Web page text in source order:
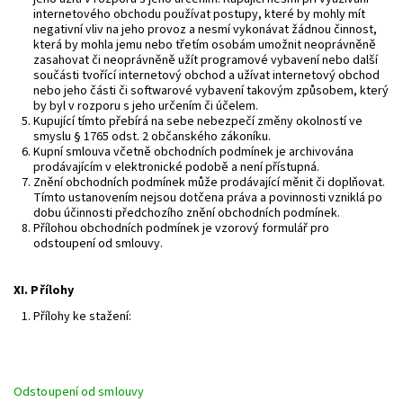
internetového obchodu používat postupy, které by mohly mít
negativní vliv na jeho provoz a nesmí vykonávat žádnou činnost,
která by mohla jemu nebo třetím osobám umožnit neoprávněně
zasahovat či neoprávněně užít programové vybavení nebo další
součásti tvořící internetový obchod a užívat internetový obchod
nebo jeho části či softwarové vybavení takovým způsobem, který
by byl v rozporu s jeho určením či účelem.
Kupující tímto přebírá na sebe nebezpečí změny okolností ve
smyslu § 1765 odst. 2 občanského zákoníku.
Kupní smlouva včetně obchodních podmínek je archivována
prodávajícím v elektronické podobě a není přístupná.
Znění obchodních podmínek může prodávající měnit či doplňovat.
Tímto ustanovením nejsou dotčena práva a povinnosti vzniklá po
dobu účinnosti předchozího znění obchodních podmínek.
Přílohou obchodních podmínek je vzorový formulář pro
odstoupení od smlouvy.
XI. Přílohy
Přílohy ke stažení:
Odstoupení od smlouvy